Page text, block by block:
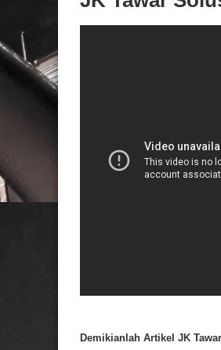
Demikianlah Artikel JK